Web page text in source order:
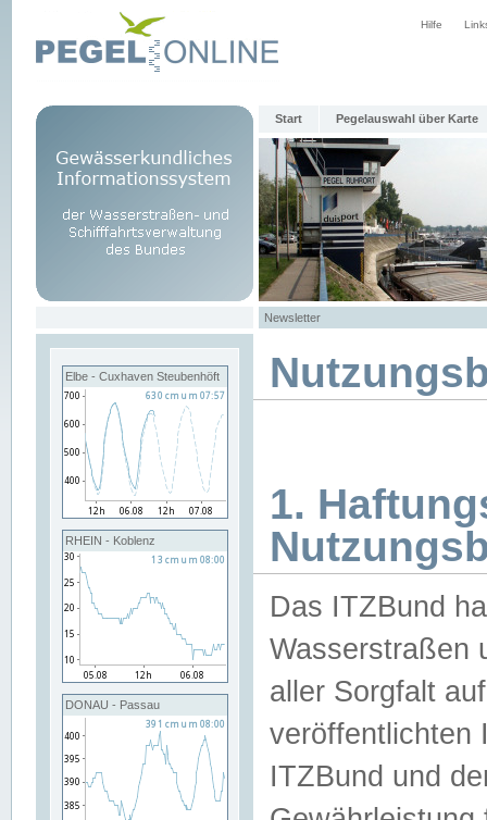
Hilfe
Start Pegelauswahl über Karte
Newsletter
Elbe - Cuxhaven Steubenhöft
RHEIN - Koblenz
DONAU - Passau
1.
Das ITZBund
Wasserstraßen
aller Sorgfalt
veröffentlichten
ITZBund und